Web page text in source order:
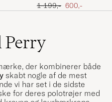
Ordinary pris
1 199,- Nedsat pris
600,-
Perry
der kombinerer både
skabt nogle af de mest
vi har set i de sidste
for deres polotrøjer med